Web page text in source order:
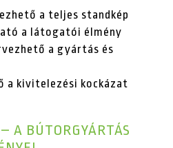
a teljes standkép
a látogatói élmény
a gyártás és
a kivitelezési kockázat
A BÚTORGYÁRTÁS